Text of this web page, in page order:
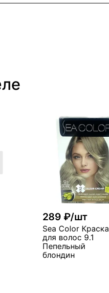
289 ₽/шт
Sea Color Краска
для волос 9.1
Пепельный
блондин